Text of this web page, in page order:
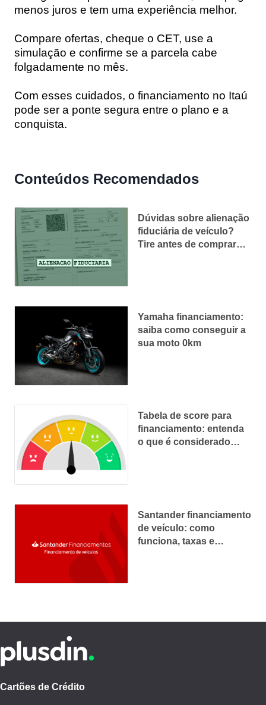
menos juros e tem uma experiência melhor.
Compare ofertas, cheque o CET, use a
simulação e confirme se a parcela cabe
folgadamente no mês.
Com esses cuidados, o financiamento no Itaú
pode ser a ponte segura entre o plano e a
conquista.
Conteúdos Recomendados
Dúvidas sobre alienação
fiduciária de veículo?
Tire antes de comprar
Yamaha financiamento:
saiba como conseguir a
sua moto 0km
Tabela de score para
financiamento: entenda
o que é considerado
Santander financiamento
de veículo: como
funciona, taxas e
Cartões de Crédito